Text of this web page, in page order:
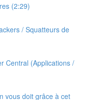
(2:29)
/ Squatteurs de
Central (Applications /
vous doit grâce à cet